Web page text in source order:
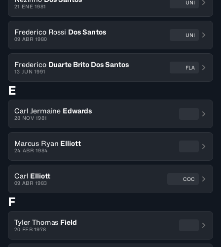
21 ENE 1981
UNI
Frederico Rossi Dos Santos
09 ABR 1980
UNI
Frederico Duarte Brito Dos Santos
13 JUN 1991
FLA
E
Carl Jermaine Edwards
28 NOV 1981
Marcus Ryan Elliott
24 ABR 1984
Carl Elliott
09 ABR 1983
COC
F
Tyler Thomas Field
20 FEB 1978